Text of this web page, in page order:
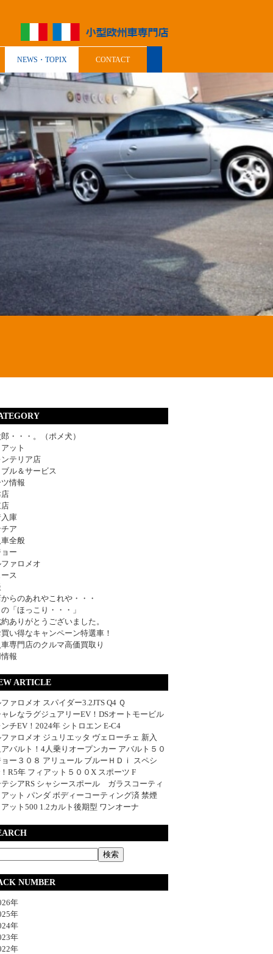
NEWS・TOPIX CONTACT
・・・。（ポメ犬）
ット
テリア店
ル＆サービス
情報
庫
ア
全般
ー
ァロメオ
ス
らのあれやこれや・・・
「ほっこり・・・」
ありがとうございました。
い得なキャンペーン特選車！
専門店のクルマ高価買取り
報
ARTICLE
ァロメオ スパイダー3.2JTS Q4 Ｑ
レなラグジュアリーEV！DSオートモービル
チEV！2024年 シトロエン E-C4
ァロメオ ジュリエッタ ヴェローチェ 新入
バルト！4人乗りオープンカー アバルト５０
ー３０８ アリュール ブルーＨＤｉ スペシ
R5年 フィアット５００X スポーツ F
シアRS シャシースポール ガラスコーティ
ット パンダ ボディーコーティング済 禁煙
ット500 1.2カルト後期型 ワンオーナ
NUMBER
年
年
年
年
年